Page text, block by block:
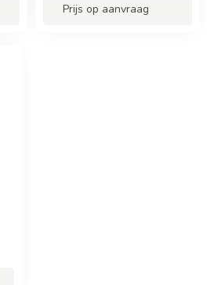
Prijs op aanvraag